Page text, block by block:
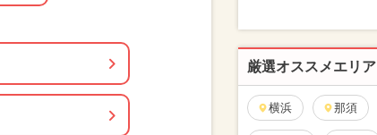
厳選オススメエリア
横浜 那須